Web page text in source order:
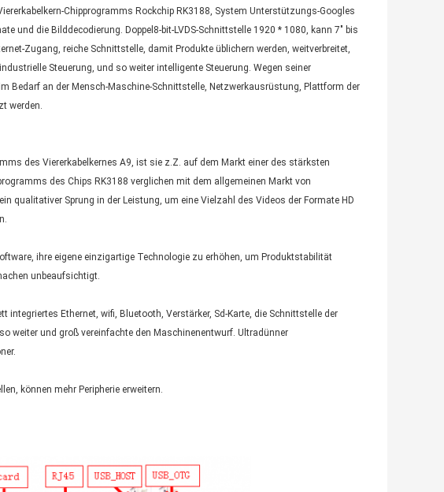
Chipprogramms Rockchip RK3188, System Unterstützungs-Googles
und die Bilddecodierung. Doppel8-bit-LVDS-Schnittstelle 1920 * 1080, kann 7" bis
Zugang, reiche Schnittstelle, damit Produkte üblichern werden, weitverbreitet,
Steuerung, und so weiter intelligente Steuerung. Wegen seiner
Bedarf an der Mensch-Maschine-Schnittstelle, Netzwerkausrüstung, Plattform der
werden.
des Viererkabelkernes A9, ist sie z.Z. auf dem Markt einer des stärksten
des Chips RK3188 verglichen mit dem allgemeinen Markt von
qualitativer Sprung in der Leistung, um eine Vielzahl des Videos der Formate HD
ihre eigene einzigartige Technologie zu erhöhen, um Produktstabilität
unbeaufsichtigt.
integriertes Ethernet, wifi, Bluetooth, Verstärker, Sd-Karte, die Schnittstelle der
weiter und groß vereinfachte den Maschinenentwurf. Ultradünner
können mehr Peripherie erweitern.